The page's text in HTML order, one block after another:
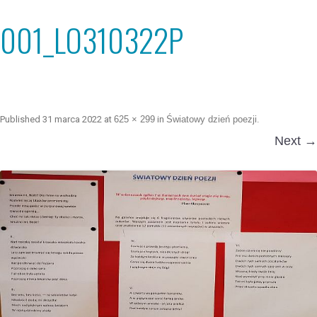
001_LO310322P
Published 31 marca 2022 at 625 × 299 in Światowy dzień poezji.
Next →